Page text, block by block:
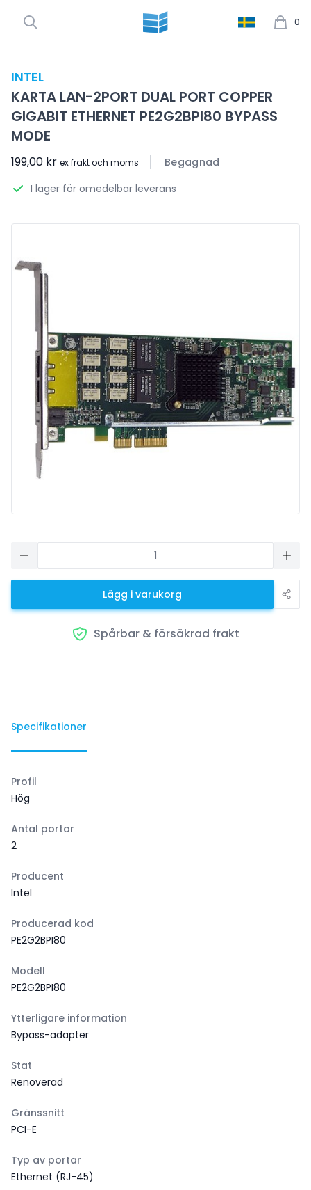
0
INTEL
KARTA LAN-2PORT DUAL PORT COPPER
GIGABIT ETHERNET PE2G2BPI80 BYPASS
MODE
199,00 kr ex frakt och moms
Begagnad
I lager för omedelbar leverans
Lägg i varukorg
Spårbar & försäkrad frakt
Specifikationer
Profil
Hög
Antal portar
2
Producent
Intel
Producerad kod
PE2G2BPI80
Modell
PE2G2BPI80
Ytterligare information
Bypass-adapter
Stat
Renoverad
Gränssnitt
PCI-E
Typ av portar
Ethernet (RJ-45)